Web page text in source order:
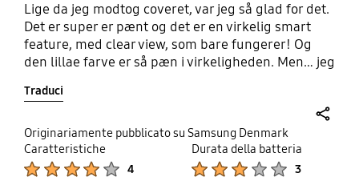
Lige da jeg modtog coveret, var jeg så glad for det.
Det er super er pænt og det er en virkelig smart
feature, med clear view, som bare fungerer! Og
den lillae farve er så pæn i virkeligheden. Men… jeg
bliver! Efter kun én måned havde siderne allerede
selvmodsigende, når I selv skriver at, den holder
sig selv ren... det er en kæmpe ommer!
Traduci
Originariamente pubblicato su Samsung Denmark
Caratteristiche
4
Durata della batteria
3